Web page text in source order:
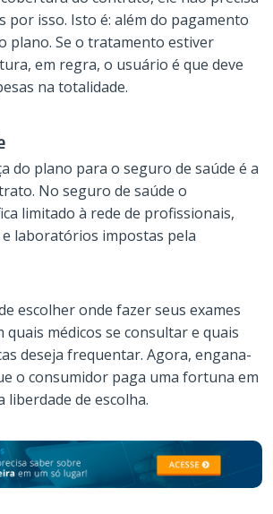
por isso. Isto é: além do pagamento
plano. Se o tratamento estiver
em regra, o usuário é que deve
na totalidade.
do plano para o seguro de saúde é a
No seguro de saúde o
limitado à rede de profissionais,
laboratórios impostas pela
escolher onde fazer seus exames
médicos se consultar e quais
deseja frequentar. Agora, engana-
o consumidor paga uma fortuna em
liberdade de escolha.